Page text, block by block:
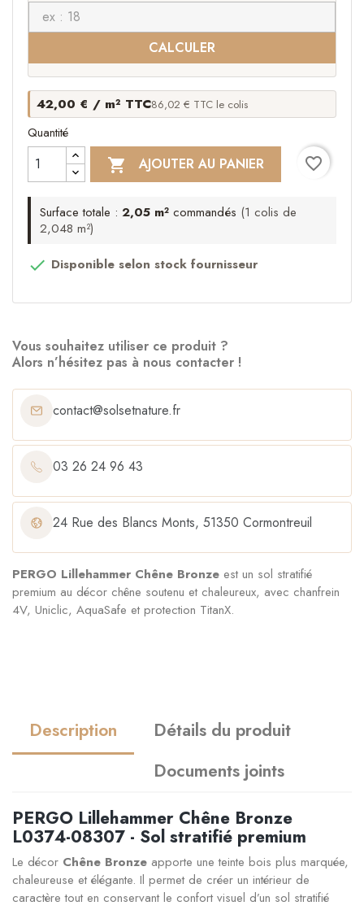
CALCULER
42,00 € / m² TTC86,02 € TTC le colis
Quantité
 AJOUTER AU PANIER favorite_border
Surface totale : 2,05 m²commandés (1 colis de
2,048 m²)
 Disponible selon stock fournisseur
Vous souhaitez utiliser ce produit ?
Alors n’hésitez pas à nous contacter !
contact@solsetnature.fr
03 26 24 96 43
24 Rue des Blancs Monts, 51350 Cormontreuil
PERGO Lillehammer Chêne Bronze est un sol stratifié
premium au décor chêne soutenu et chaleureux, avec chanfrein
4V, Uniclic, AquaSafe et protection TitanX.
Description
Détails du produit
Documents joints
PERGO Lillehammer Chêne Bronze
L0374-08307 - Sol stratifié premium
Le décor Chêne Bronze apporte une teinte bois plus marquée,
chaleureuse et élégante. Il permet de créer un intérieur de
caractère tout en conservant le confort visuel d’un sol stratifié